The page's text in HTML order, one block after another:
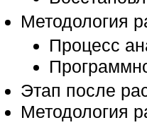
Методология
Процесс
Этап после
Методология